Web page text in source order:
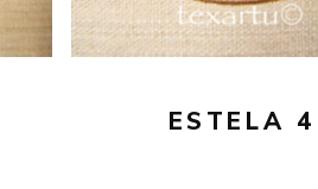
ESTELA 4